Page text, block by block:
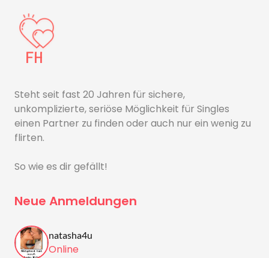
Steht seit fast 20 Jahren für sichere,
unkomplizierte, seriöse Möglichkeit für Singles
einen Partner zu finden oder auch nur ein wenig zu
flirten.
So wie es dir gefällt!
Neue Anmeldungen
natasha4u
Online